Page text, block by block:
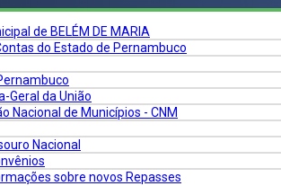
de BELÉM DE MARIA
do Estado de Pernambuco
Geral da União
Nacional de Municípios - CNM
Nacional
sobre novos Repasses